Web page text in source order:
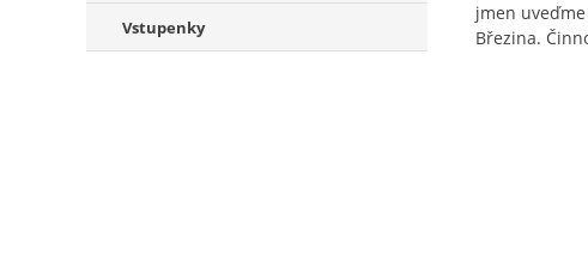
Vstupenky
jmen
Březina.